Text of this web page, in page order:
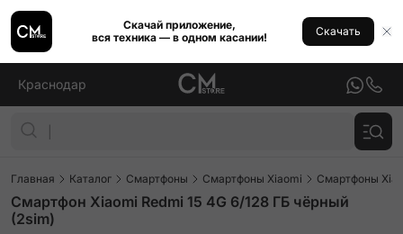
Скачай приложение,
вся техника — в одном касании!
Скачать
Краснодар
Главная Каталог Смартфоны Смартфоны Xiaomi Смартфоны
Смартфон Xiaomi Redmi 15 4G 6/128 ГБ чёрный
(2sim)